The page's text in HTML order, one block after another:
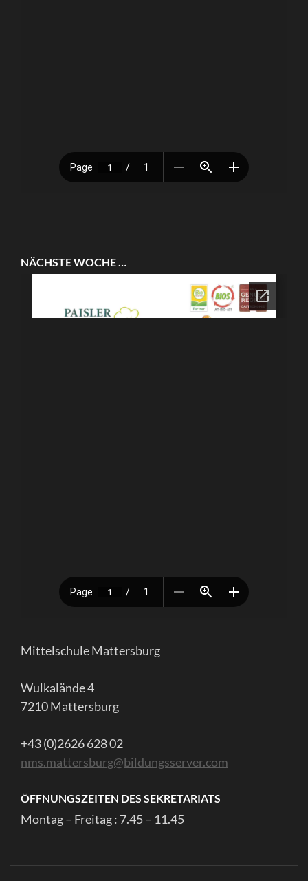
NÄCHSTE WOCHE …
Mittelschule Mattersburg
Wulkalände 4
7210 Mattersburg
+43 (0)2626 628 02
nms.mattersburg@bildungsserver.com
ÖFFNUNGSZEITEN DES SEKRETARIATS
Montag – Freitag : 7.45 – 11.45